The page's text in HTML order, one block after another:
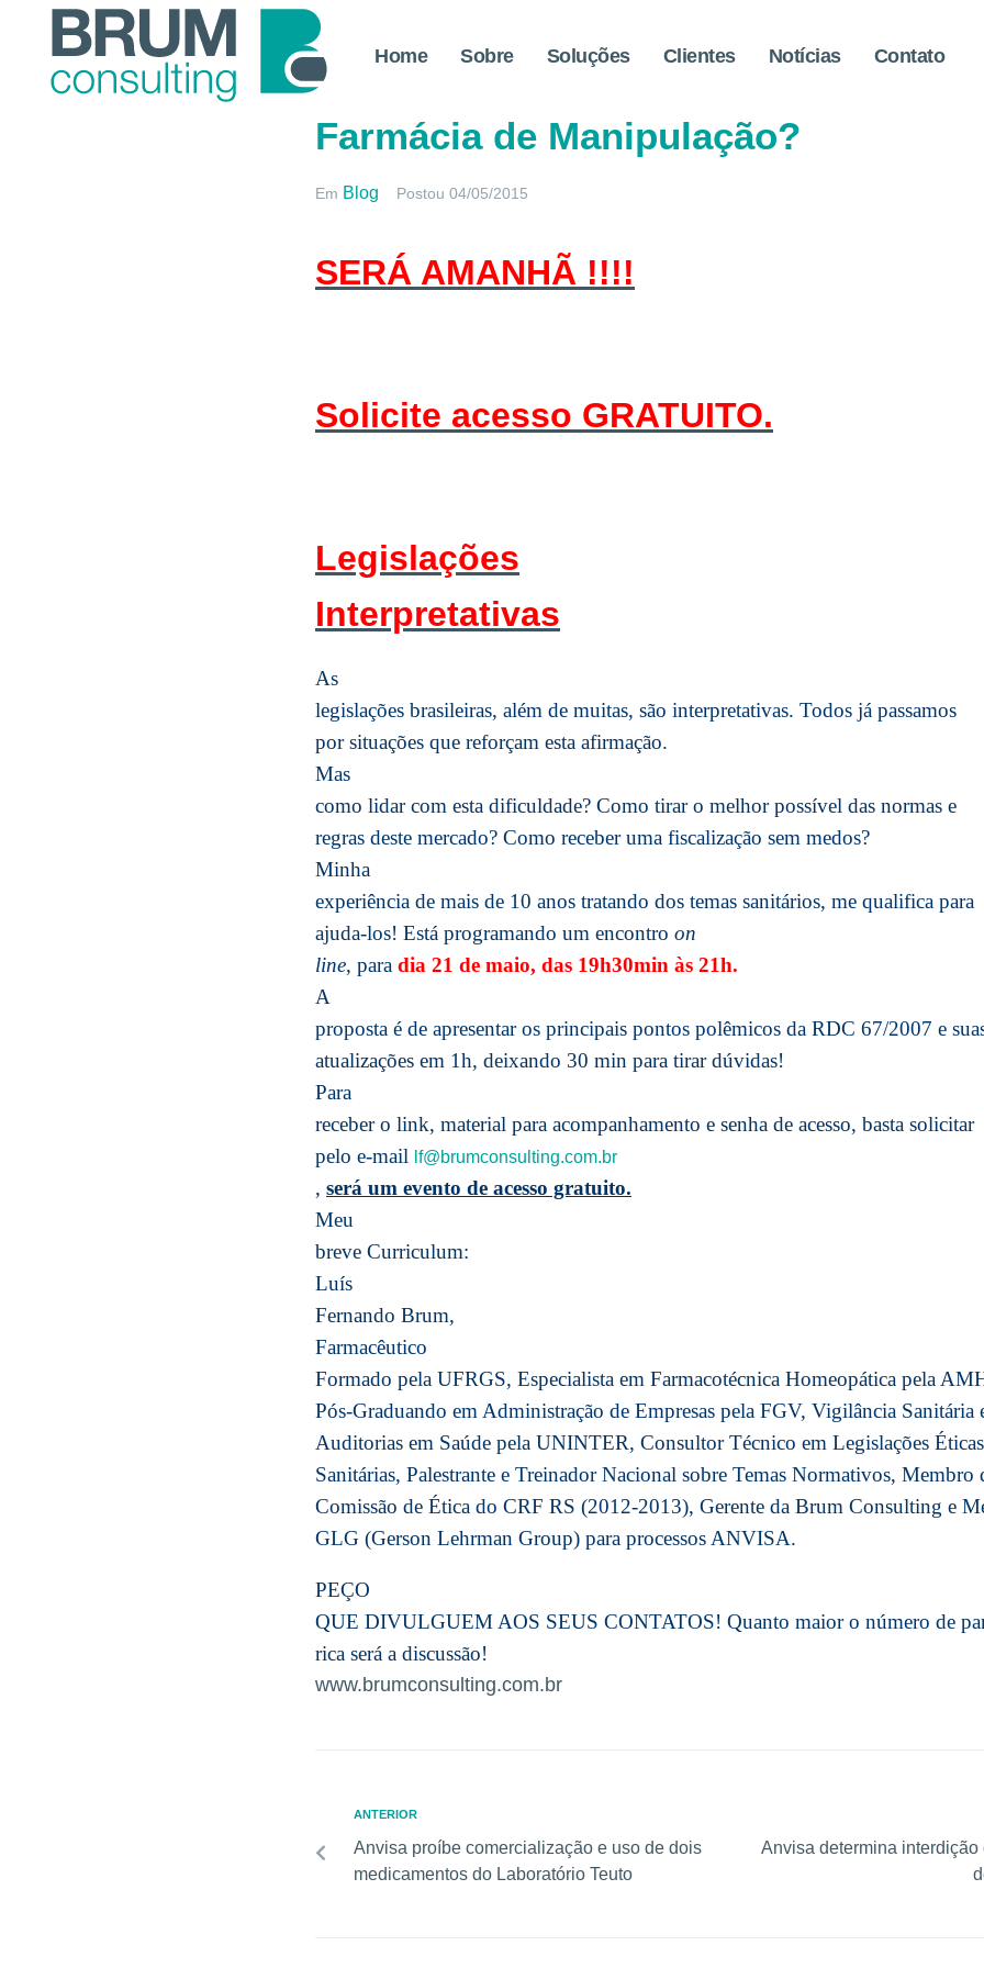
Home Sobre Soluções Clientes Notícias Contato
Sabemos tudo sobre as legislações
Farmácia de Manipulação?
Em Blog Postou 04/05/2015
SERÁ AMANHÃ !!!!
Solicite acesso GRATUITO.
Legislações
Interpretativas
As
legislações brasileiras, além de muitas, são interpretativas. Todos já passamos
por situações que reforçam esta afirmação.
Mas
como lidar com esta dificuldade? Como tirar o melhor possível das normas e
regras deste mercado? Como receber uma fiscalização sem medos?
Minha
experiência de mais de 10 anos tratando dos temas sanitários, me qualifica para
ajuda-los! Está programando um encontro on
line, para dia 21 de maio, das 19h30min às 21h.
A
proposta é de apresentar os principais pontos polêmicos da RDC 67/2007 e
atualizações em 1h, deixando 30 min para tirar dúvidas!
Para
receber o link, material para acompanhamento e senha de acesso, basta solicitar
pelo e-mail lf@brumconsulting.com.br
, será um evento de acesso gratuito.
Meu
breve Curriculum:
Luís
Fernando Brum,
Farmacêutico
Formado pela UFRGS, Especialista em Farmacotécnica Homeopática pela
Pós-Graduando em Administração de Empresas pela FGV, Vigilância Sanitária
Auditorias em Saúde pela UNINTER, Consultor Técnico em Legislações
Sanitárias, Palestrante e Treinador Nacional sobre Temas Normativos, Membro
Comissão de Ética do CRF RS (2012-2013), Gerente da Brum Consulting e
GLG (Gerson Lehrman Group) para processos ANVISA.
PEÇO
QUE DIVULGUEM AOS SEUS CONTATOS! Quanto maior o número de
rica será a discussão!
www.brumconsulting.com.br
ANTERIOR
Anvisa proíbe comercialização e uso de dois
medicamentos do Laboratório Teuto
Anvisa determina interdição